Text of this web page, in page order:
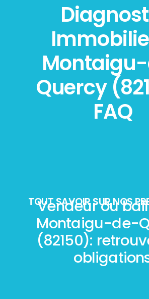
Quercy
FAQ
TOUT SAVOIR SUR NOS
Vendeur ou
Montaigu-de-
(82150):